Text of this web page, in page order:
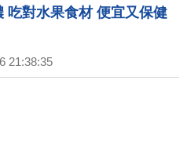
吃對水果食材 便宜又保健
21:38:35